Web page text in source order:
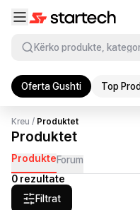
Kërko produkte,
Oferta Gushti Top
Kreu / Produktet
Produktet
ProdukteForum
0 rezultate
Filtrat